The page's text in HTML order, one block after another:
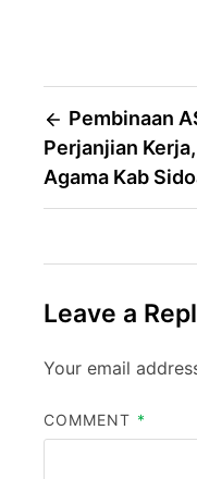
Post
navigation
Pembinaan
Perjanjian
Agama Kab
Leave a
Your email
COMMENT *